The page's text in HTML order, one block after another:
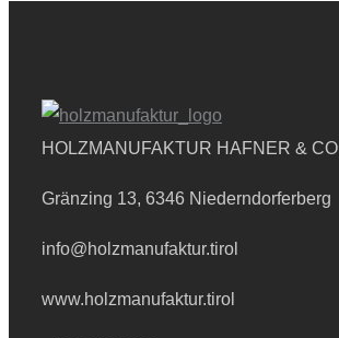
HOLZMANUFAKTUR HAFNER &
Gränzing 13, 6346 Niederndorferberg
info@holzmanufaktur.tirol
www.holzmanufaktur.tirol